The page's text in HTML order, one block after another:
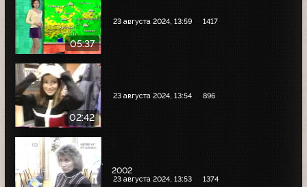
05:37
23 августа 2024, 13:59 1417
02:42
23 августа 2024, 13:54 896
.
2002
23 августа 2024, 13:53 1374